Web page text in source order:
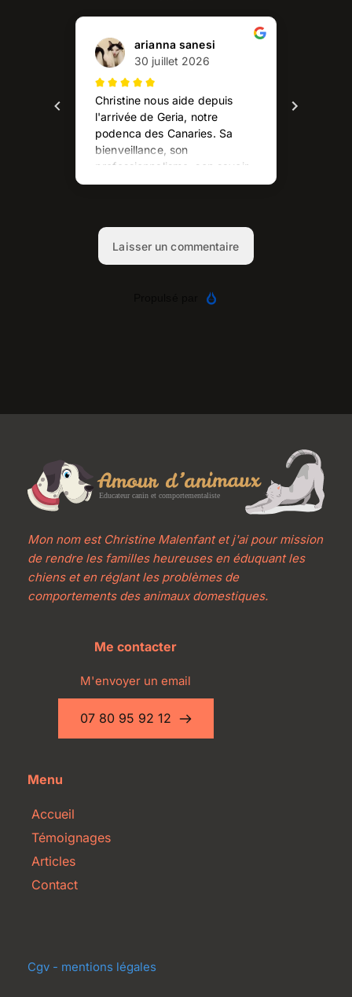
Mon nom est Christine Malenfant et j'ai pour mission
de rendre les familles heureuses en éduquant les
chiens et en réglant les problèmes de
comportements des animaux domestiques.
Me contacter
M'envoyer un email
07 80 95 92 12
Menu
Accueil
Témoignages
Articles
Contact
Cgv - mentions légales